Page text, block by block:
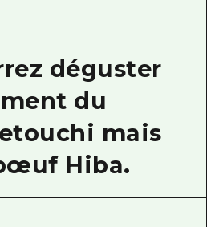
déguster
du
mais
Hiba.